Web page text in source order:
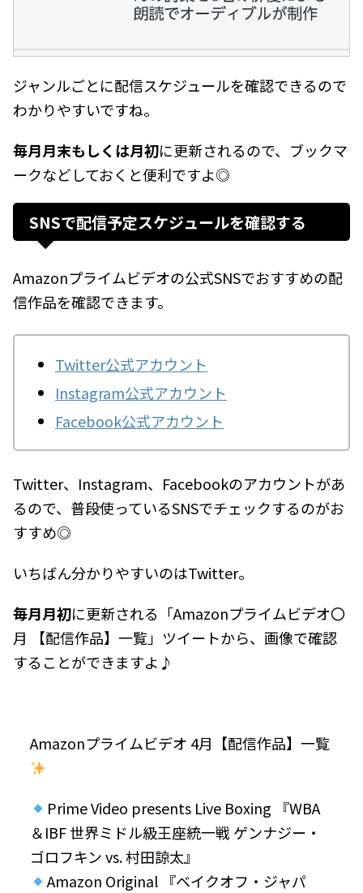
ジャンルごとに配信スケジュールを確認できるので
わかりやすいですね。
毎月月末もしくは月初に更新されるので、ブックマ
ークなどしておくと便利ですよ◎
SNSで配信予定スケジュールを確認する
Amazonプライムビデオの公式SNSでおすすめの配
信作品を確認できます。
Twitter公式アカウント
Instagram公式アカウント
Facebook公式アカウント
Twitter、Instagram、Facebookのアカウントがあ
るので、普段使っているSNSでチェックするのがお
すすめ◎
いちばん分かりやすいのはTwitter。
毎月月初に更新される「Amazonプライムビデオ〇
月 【配信作品】一覧」ツイートから、画像で確認
することができますよ♪
Amazonプライムビデオ 4月【配信作品】一覧
Prime Video presents Live Boxing 『WBA
＆IBF 世界ミドル級王座統一戦 ゲンナジー・
ゴロフキン vs. 村田諒太』
Amazon Original 『ベイクオフ・ジャパ